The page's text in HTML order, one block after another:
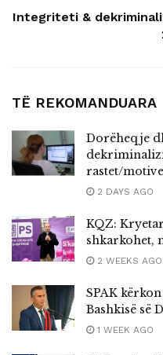
Integriteti &
TË REKOMANDUARA
Dorëheqje
rastet/
2 DAYS AGO
KQZ:
shkarkohet,
2 WEEKS AGO
SPAK
Bashkisë së
1 WEEK AGO